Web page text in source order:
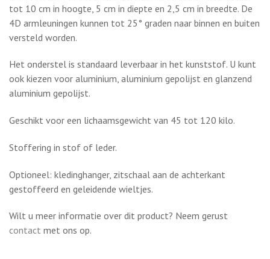
door middel van een knop. Optioneel kunt u nog kiezen voor
een vering in de zitting.
armleuningen. Hierbij is zijn de 3D armleuningen verstelbaar
tot 10 cm in hoogte, 5 cm in diepte en 2,5 cm in breedte. De
4D armleuningen kunnen tot 25° graden naar binnen en buiten
ook kiezen voor aluminium, aluminium gepolijst en glanzend
Geschikt voor een lichaamsgewicht van 45 tot 120 kilo.
Stoffering in stof of leder.